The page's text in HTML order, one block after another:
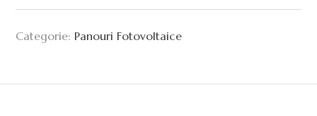
Categorie: Panouri Fotovoltaice